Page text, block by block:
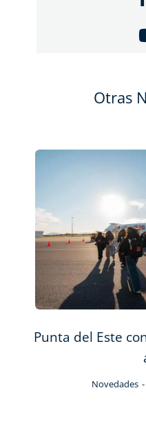
Otras
Punta del Este
Novedades